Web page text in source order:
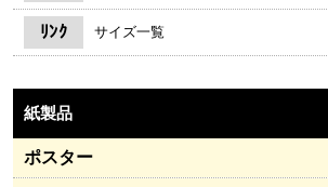
ﾘﾝｸ サイズ一覧
紙製品
ポスター